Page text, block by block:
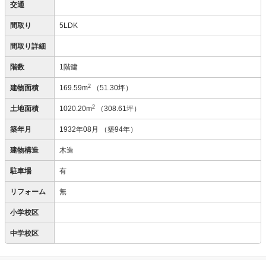
交通
間取り 5LDK
間取り詳細
階数 1階建
建物面積 169.59m2 （51.30坪）
土地面積 1020.20m2 （308.61坪）
築年月 1932年08月 （築94年）
建物構造 木造
駐車場 有
リフォーム 無
小学校区
中学校区